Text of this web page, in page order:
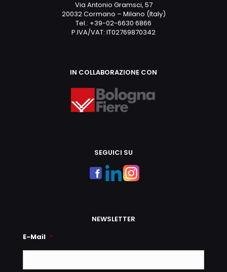
Via Antonio Gramsci, 57
20032 Cormano – Milano (Italy)
Tel.: +39-02-6630 6866
P.IVA/VAT: IT02769870342
IN COLLABORAZIONE CON
SEGUICI SU
NEWSLETTER
E-Mail *